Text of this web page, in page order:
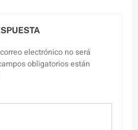
electrónico no será
obligatorios están